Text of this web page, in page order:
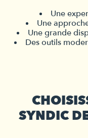
Une
Une
Une grande
Des outils
SYNDIC